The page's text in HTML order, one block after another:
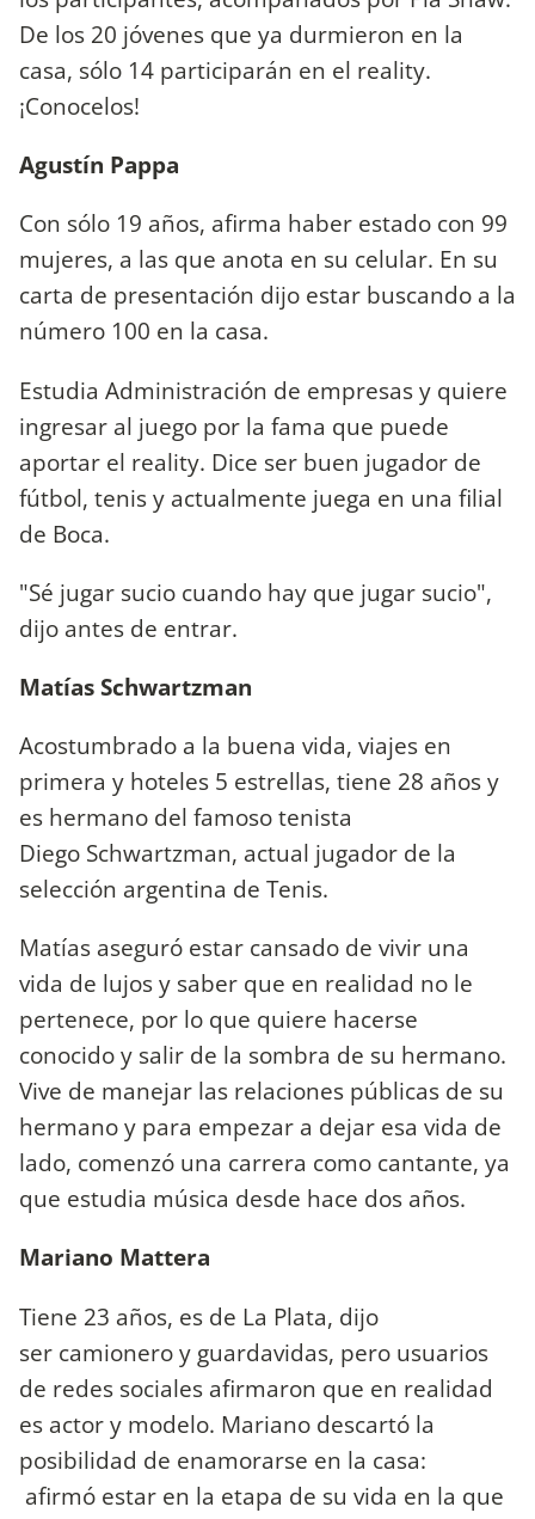
De los 20 jóvenes que ya durmieron en la
casa, sólo 14 participarán en el reality.
¡Conocelos!
Agustín Pappa
Con sólo 19 años, afirma haber estado con 99
mujeres, a las que anota en su celular. En su
carta de presentación dijo estar buscando a la
número 100 en la casa.
Estudia Administración de empresas y quiere
ingresar al juego por la fama que puede
aportar el reality. Dice ser buen jugador de
fútbol, tenis y actualmente juega en una filial
de Boca.
"Sé jugar sucio cuando hay que jugar sucio",
dijo antes de entrar.
Matías Schwartzman
Acostumbrado a la buena vida, viajes en
primera y hoteles 5 estrellas, tiene 28 años y
es hermano del famoso tenista
Diego Schwartzman, actual jugador de la
selección argentina de Tenis.
Matías aseguró estar cansado de vivir una
vida de lujos y saber que en realidad no le
pertenece, por lo que quiere hacerse
conocido y salir de la sombra de su hermano.
Vive de manejar las relaciones públicas de su
hermano y para empezar a dejar esa vida de
lado, comenzó una carrera como cantante, ya
que estudia música desde hace dos años.
Mariano Mattera
Tiene 23 años, es de La Plata, dijo
ser camionero y guardavidas, pero usuarios
de redes sociales afirmaron que en realidad
es actor y modelo. Mariano descartó la
posibilidad de enamorarse en la casa:
afirmó estar en la etapa de su vida en la que